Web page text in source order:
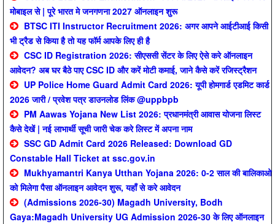
मोबाइल से | पूरे भारत मे जनगणना 2027 ऑनलाइन शुरू
BTSC ITI Instructor Recruitment 2026: अगर आपने आईटीआई किसी
भी ट्रैड से किया है तो यह फॉर्म आपके लिए ही है
CSC ID Registration 2026: सीएससी सेंटर के लिए ऐसे करे ऑनलाइन
आवेदन? अब घर बैठे पाए CSC ID और करें मोटी कमाई, जाने कैसे करें रजिस्ट्रैशन
UP Police Home Guard Admit Card 2026: यूपी होमगार्ड एडमिट कार्ड
2026 जारी / प्रवेश पत्र डाउनलोड लिंक @uppbpb
PM Aawas Yojana New List 2026: प्रधानमंत्री आवास योजना लिस्ट
कैसे देखें | नई लाभार्थी सूची जारी चेक करे लिस्ट में अपना नाम
SSC GD Admit Card 2026 Released: Download GD
Constable Hall Ticket at ssc.gov.in
Mukhyamantri Kanya Utthan Yojana 2026: 0-2 साल की बालिकाओ
को मिलेगा पैसा ऑनलाइन आवेदन शुरू, यहाँ से करे आवेदन
(Admissions 2026-30) Magadh University, Bodh
Gaya:Magadh University UG Admission 2026-30 के लिए ऑनलाइन